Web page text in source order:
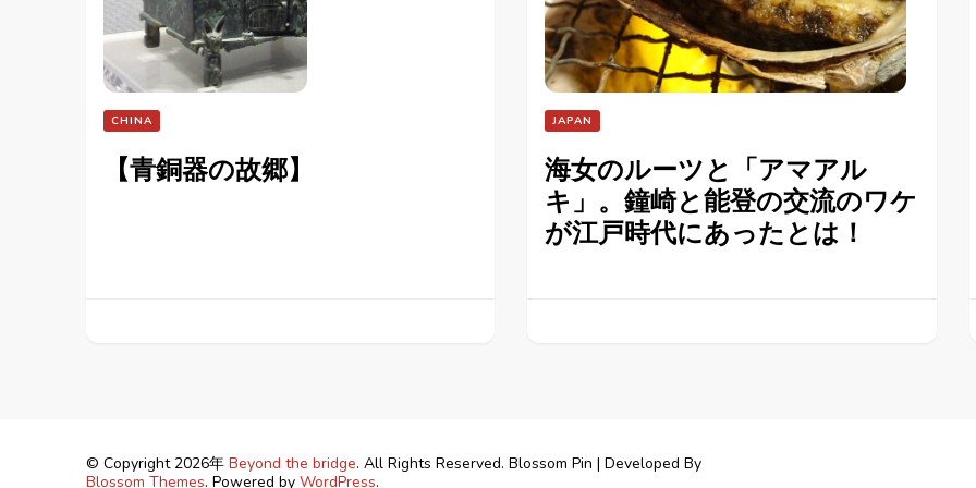
CHINA
【青銅器の故郷】
JAPAN
海女のルーツと「アマアル
キ」。鐘崎と能登の交流のワケ
が江戸時代にあったとは！
© Copyright 2026年 Beyond the bridge. All Rights Reserved. Blossom Pin | Developed By
Blossom Themes. Powered by WordPress.